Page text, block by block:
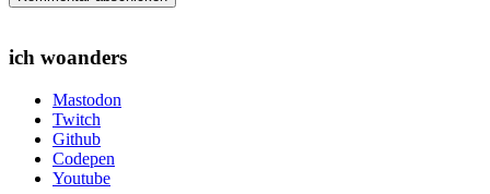
ich woanders
Mastodon
Twitch
Github
Codepen
Youtube